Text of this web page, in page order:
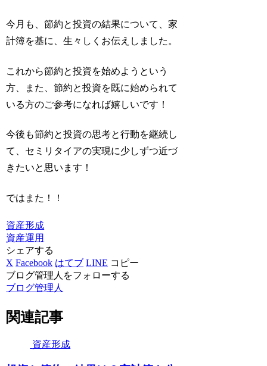
今月も、節約と投資の結果について、家
計簿を基に、生々しくお伝えしました。
これから節約と投資を始めようという
方、また、節約と投資を既に始められて
いる方のご参考になれば嬉しいです！
今後も節約と投資の思考と行動を継続し
て、セミリタイアの実現に少しずつ近づ
きたいと思います！
ではまた！！
資産形成
資産運用
シェアする
X Facebook はてブ LINE コピー
ブログ管理人をフォローする
ブログ管理人
関連記事
資産形成